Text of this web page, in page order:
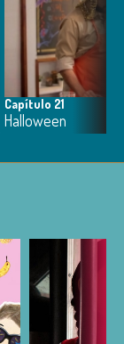
Capítulo 21
Halloween